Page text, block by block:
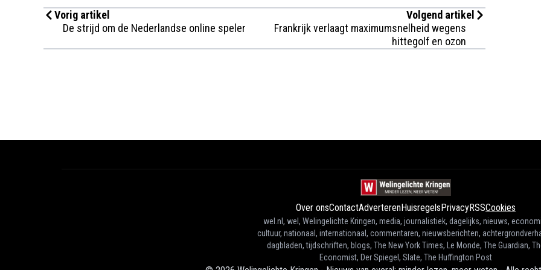
Vorig artikel
De strijd om de Nederlandse online speler
Volgend artikel
Frankrijk verlaagt maximumsnelheid wegens
hittegolf en ozon
Over onsContactAdverterenHuisregelsPrivacyRSSCookies
wel.nl, wel, Welingelichte Kringen, media, journalistiek, dagelijks, nieuws,
cultuur, nationaal, internationaal, commentaren, nieuwsberichten,
dagbladen, tijdschriften, blogs, The New York Times, Le Monde, The Guardian,
Economist, Der Spiegel, Slate, The Huffington Post